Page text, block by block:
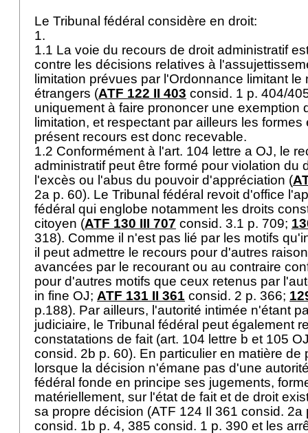
Le Tribunal fédéral considère en droit:
1.
1.1 La voie du recours de droit administratif
contre les décisions relatives à
limitation prévues par l'Ordonnance limitant le
étrangers (ATF 122 II 403 consid. 1 p. 404/
uniquement à faire prononcer une exemption
limitation, et respectant par ailleurs les
présent recours est donc recevable.
1.2 Conformément à l'art. 104 lettre a OJ, le
administratif peut être formé pour violation du
l'excès ou l'abus du pouvoir d'appréciation (
2a p. 60). Le Tribunal fédéral revoit d'office
fédéral qui englobe notamment les droits
citoyen (ATF 130 III 707 consid. 3.1 p. 709;
318). Comme il n'est pas lié par les motifs
il peut admettre le recours pour d'autres
avancées par le recourant ou au contraire
pour d'autres motifs que ceux retenus par
in fine OJ; ATF 131 II 361 consid. 2 p. 366;
p.188). Par ailleurs, l'autorité intimée n'étant
judiciaire, le Tribunal fédéral peut également
constatations de fait (art. 104 lettre b et 105
consid. 2b p. 60). En particulier en matière de
lorsque la décision n'émane pas d'une
fédéral fonde en principe ses jugements,
matériellement, sur l'état de fait et de droit
sa propre décision (ATF 124 Il 361 consid.
consid. 1b p. 4, 385 consid. 1 p. 390 et les